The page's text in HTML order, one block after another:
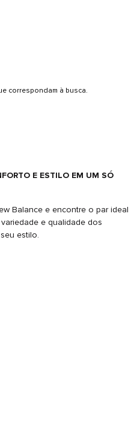
correspondam à busca.
E ESTILO EM UM SÓ
Balance e encontre o par ideal
e qualidade dos
estilo.